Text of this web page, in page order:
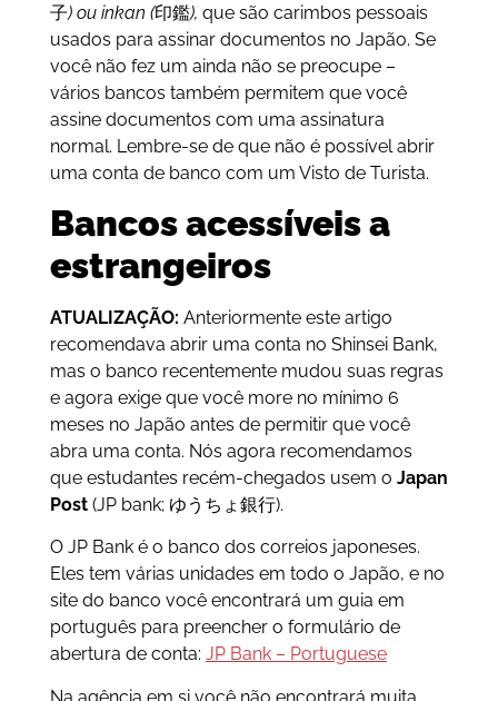
子) ou inkan (印鑑), que são carimbos pessoais
usados para assinar documentos no Japão. Se
você não fez um ainda não se preocupe –
vários bancos também permitem que você
assine documentos com uma assinatura
normal. Lembre-se de que não é possível abrir
uma conta de banco com um Visto de Turista.
Bancos acessíveis a
estrangeiros
ATUALIZAÇÃO: Anteriormente este artigo
recomendava abrir uma conta no Shinsei Bank,
mas o banco recentemente mudou suas regras
e agora exige que você more no mínimo 6
meses no Japão antes de permitir que você
abra uma conta. Nós agora recomendamos
que estudantes recém-chegados usem o Japan
Post(JP bank; ゆうちょ銀行).
O JP Bank é o banco dos correios japoneses.
Eles tem várias unidades em todo o Japão, e no
site do banco você encontrará um guia em
português para preencher o formulário de
abertura de conta: JP Bank – Portuguese